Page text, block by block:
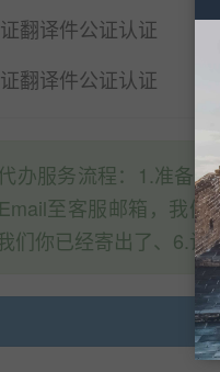
翻译件公证认证
翻译件公证认证
办服务流程：1.准备
至客服邮箱，我
们你已经寄出了、6.让